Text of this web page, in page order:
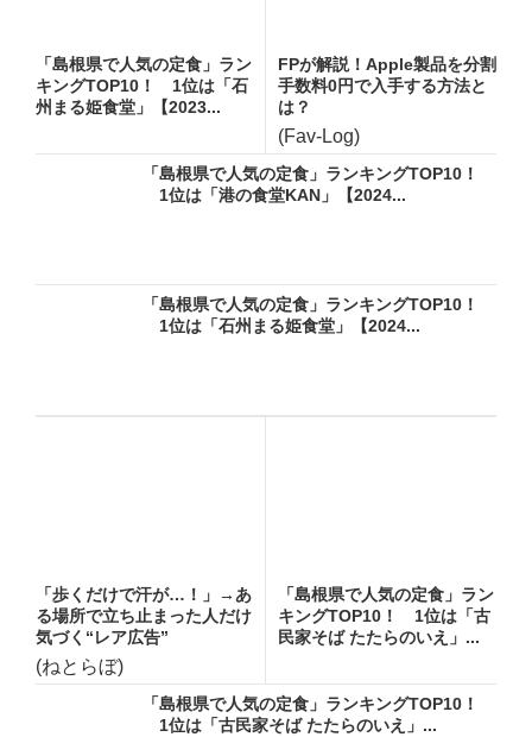
「島根県で人気の定食」ラン
キングTOP10！ 1位は「石
州まる姫食堂」【2023...
FPが解説！Apple製品を分割
手数料0円で入手する方法と
は？
(Fav-Log)
「島根県で人気の定食」ランキングTOP10！
1位は「港の食堂KAN」【2024...
「島根県で人気の定食」ランキングTOP10！
1位は「石州まる姫食堂」【2024...
「歩くだけで汗が…！」→あ
る場所で立ち止まった人だけ
気づく“レア広告”
(ねとらぼ)
「島根県で人気の定食」ラン
キングTOP10！ 1位は「古
民家そば たたらのいえ」...
「島根県で人気の定食」ランキングTOP10！
1位は「古民家そば たたらのいえ」...